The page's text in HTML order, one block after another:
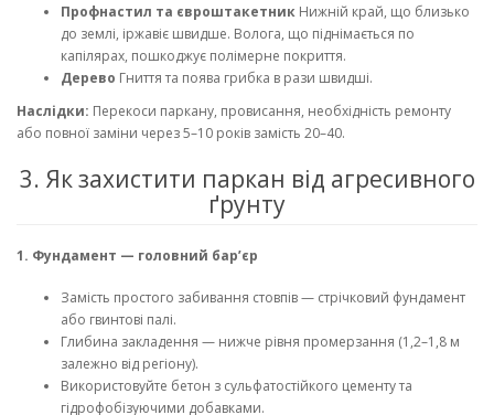
Профнастил та євроштакетник Нижній край, що близько
до землі, іржавіє швидше. Волога, що піднімається по
капілярах, пошкоджує полімерне покриття.
Дерево Гниття та поява грибка в рази швидші.
Наслідки: Перекоси паркану, провисання, необхідність ремонту
або повної заміни через 5–10 років замість 20–40.
3. Як захистити паркан від агресивного
ґрунту
1. Фундамент — головний бар’єр
Замість простого забивання стовпів — стрічковий фундамент
або гвинтові палі.
Глибина закладення — нижче рівня промерзання (1,2–1,8 м
залежно від регіону).
Використовуйте бетон з сульфатостійкого цементу та
гідрофобізуючими добавками.